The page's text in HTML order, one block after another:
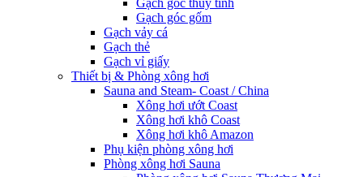
Gạch góc thủy tinh
Gạch góc gốm
Gạch vảy cá
Gạch thẻ
Gạch vỉ giấy
Thiết bị & Phòng xông hơi
Sauna and Steam- Coast / China
Xông hơi ướt Coast
Xông hơi khô Coast
Xông hơi khô Amazon
Phụ kiện phòng xông hơi
Phòng xông hơi Sauna